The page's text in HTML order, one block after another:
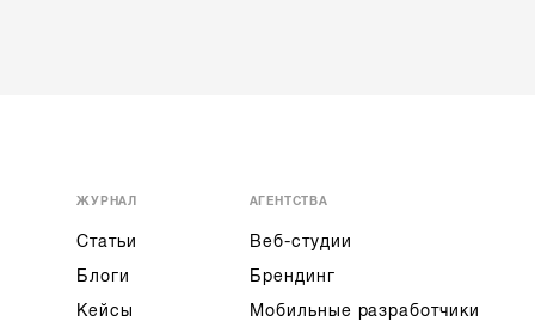
ЖУРНАЛ
Статьи
Блоги
Кейсы
АГЕНТСТВА
Веб-студии
Брендинг
Мобильные разработчики